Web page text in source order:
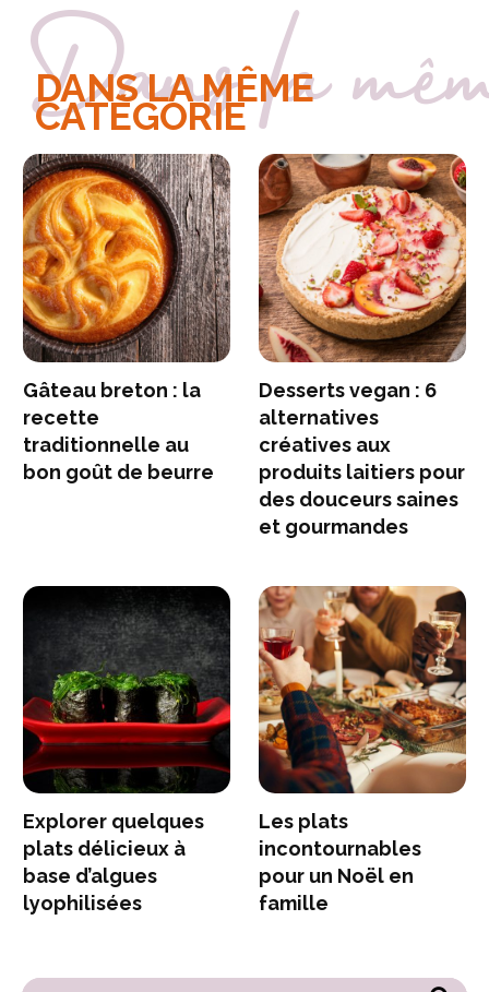
DANS LA MÊME
CATÉGORIE
Dans la
Gâteau breton : la
recette
traditionnelle au
bon goût de beurre
Desserts vegan : 6
alternatives
créatives aux
produits laitiers pour
des douceurs saines
et gourmandes
Explorer quelques
plats délicieux à
base d’algues
lyophilisées
Les plats
incontournables
pour un Noël en
famille